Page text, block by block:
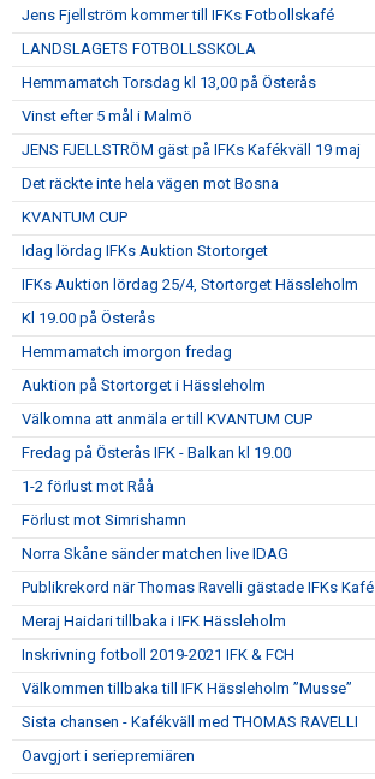
Jens Fjellström kommer till IFKs Fotbollskafé
LANDSLAGETS FOTBOLLSSKOLA
Hemmamatch Torsdag kl 13,00 på Österås
Vinst efter 5 mål i Malmö
JENS FJELLSTRÖM gäst på IFKs Kafékväll 19 maj
Det räckte inte hela vägen mot Bosna
KVANTUM CUP
Idag lördag IFKs Auktion Stortorget
IFKs Auktion lördag 25/4, Stortorget Hässleholm
Kl 19.00 på Österås
Hemmamatch imorgon fredag
Auktion på Stortorget i Hässleholm
Välkomna att anmäla er till KVANTUM CUP
Fredag på Österås IFK - Balkan kl 19.00
1-2 förlust mot Råå
Förlust mot Simrishamn
Norra Skåne sänder matchen live IDAG
Publikrekord när Thomas Ravelli gästade IFKs Kafé
Meraj Haidari tillbaka i IFK Hässleholm
Inskrivning fotboll 2019-2021 IFK & FCH
Välkommen tillbaka till IFK Hässleholm ”Musse”
Sista chansen - Kafékväll med THOMAS RAVELLI
Oavgjort i seriepremiären